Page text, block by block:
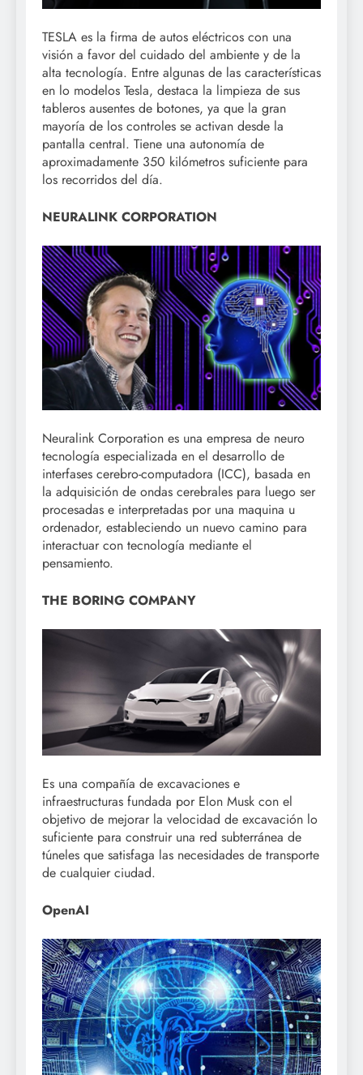
TESLA es la firma de autos eléctricos con una
visión a favor del cuidado del ambiente y de la
alta tecnología. Entre algunas de las características
en lo modelos Tesla, destaca la limpieza de sus
tableros ausentes de botones, ya que la gran
mayoría de los controles se activan desde la
pantalla central. Tiene una autonomía de
aproximadamente 350 kilómetros suficiente para
los recorridos del día.
NEURALINK CORPORATION
Neuralink Corporation es una empresa de neuro
tecnología especializada en el desarrollo de
interfases cerebro-computadora (ICC), basada en
la adquisición de ondas cerebrales para luego ser
procesadas e interpretadas por una maquina u
ordenador, estableciendo un nuevo camino para
interactuar con tecnología mediante el
pensamiento.
THE BORING COMPANY
Es una compañía de excavaciones e
infraestructuras fundada por Elon Musk con el
objetivo de mejorar la velocidad de excavación lo
suficiente para construir una red subterránea de
túneles que satisfaga las necesidades de transporte
de cualquier ciudad.
OpenAI